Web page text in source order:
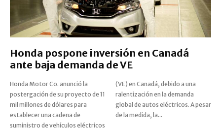
Honda pospone inversión en Canadá
ante baja demanda de VE
Honda Motor Co. anunció la
postergación de su proyecto de 11
mil millones de dólares para
establecer una cadena de
suministro de vehículos eléctricos
(VE) en Canadá, debido a una
ralentización en la demanda
global de autos eléctricos. A pesar
de la medida, la...